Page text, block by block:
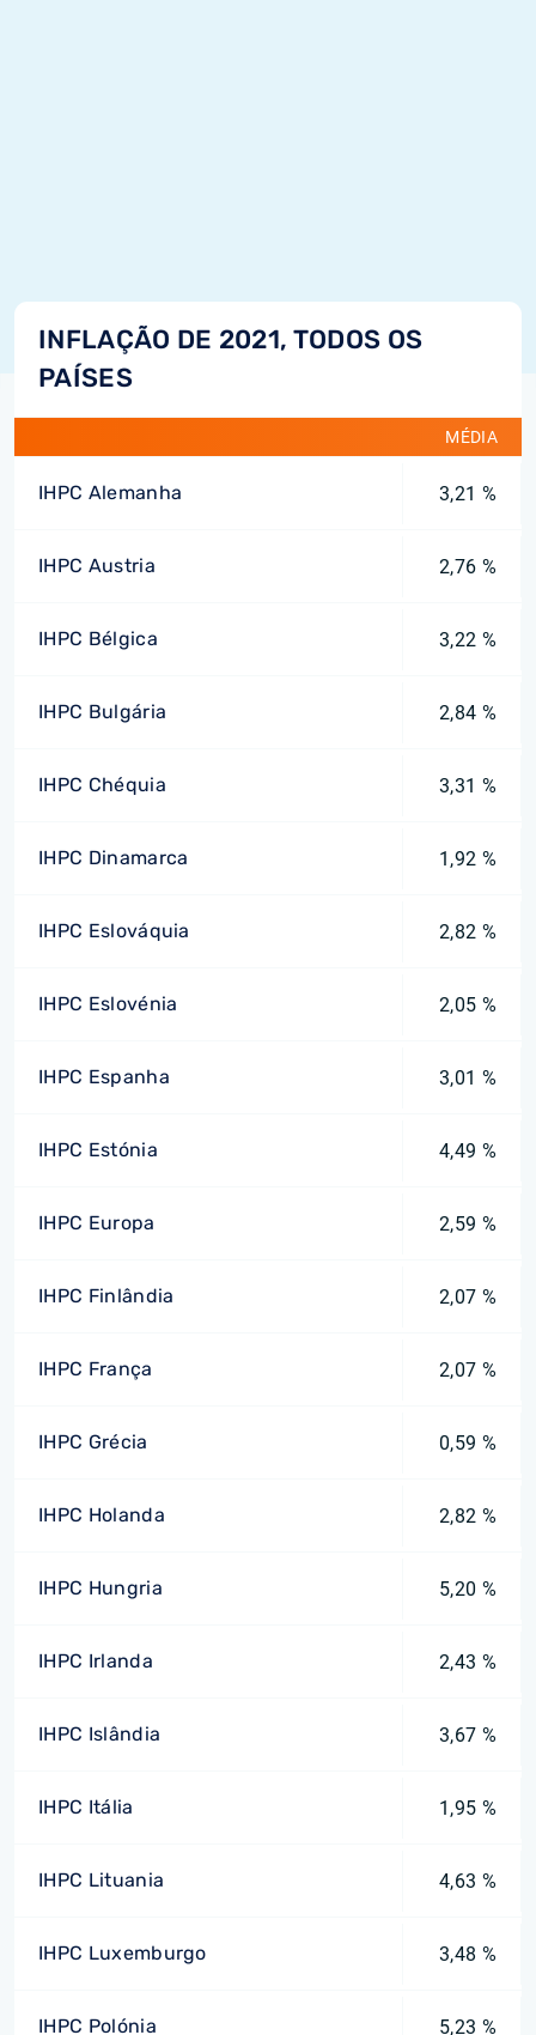
INFLAÇÃO DE 2021, TODOS OS
PAÍSES
MÉDIA
IHPC Alemanha 3,21 %
IHPC Austria 2,76 %
IHPC Bélgica 3,22 %
IHPC Bulgária 2,84 %
IHPC Chéquia 3,31 %
IHPC Dinamarca 1,92 %
IHPC Eslováquia 2,82 %
IHPC Eslovénia 2,05 %
IHPC Espanha 3,01 %
IHPC Estónia 4,49 %
IHPC Europa 2,59 %
IHPC Finlândia 2,07 %
IHPC França 2,07 %
IHPC Grécia 0,59 %
IHPC Holanda 2,82 %
IHPC Hungria 5,20 %
IHPC Irlanda 2,43 %
IHPC Islândia 3,67 %
IHPC Itália 1,95 %
IHPC Lituania 4,63 %
IHPC Luxemburgo 3,48 %
IHPC Polónia 5,23 %